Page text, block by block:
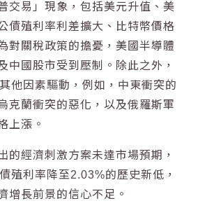
交易」現象，包括美元升值、美
債殖利率利差擴大、比特幣價格
對關稅政策的擔憂，美國半導體
中國股市受到壓制。除此之外，
他因素驅動，例如，中東衝突的
克蘭衝突的惡化，以及俄羅斯軍
上漲。
的經濟刺激方案未達市場預期，
殖利率降至2.03%的歷史新低，
增長前景的信心不足。